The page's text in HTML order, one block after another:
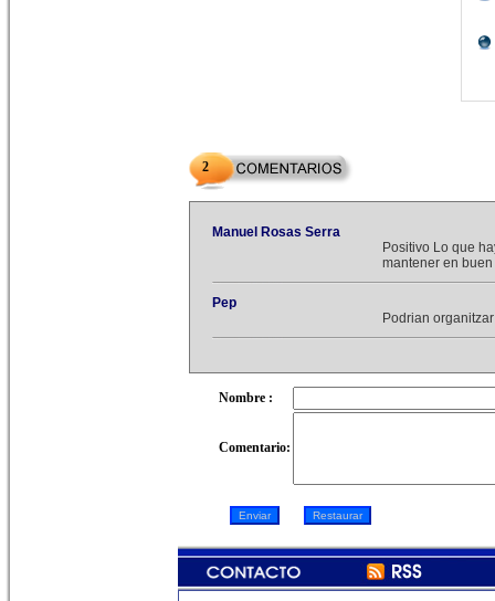
2
Manuel Rosas Serra
Positivo Lo que
mantener en
Pep
Podrian
Nombre :
Comentario: